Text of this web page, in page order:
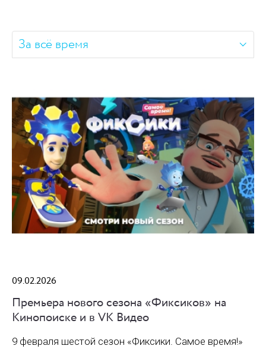
За всё время
09.02.2026
Премьера нового сезона «Фиксиков» на
Кинопоиске и в VK Видео
9 февраля шестой сезон «Фиксики. Самое время!»